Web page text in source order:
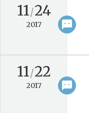
sms
11/24
2017 keyboard_arrow_right
sms
11/22
2017 keyboard_arrow_right